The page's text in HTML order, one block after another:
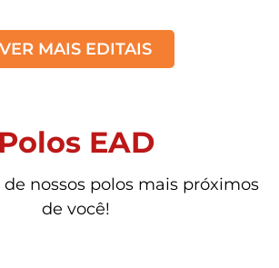
VER MAIS EDITAIS
Polos EAD
nossos polos mais próximos
de você!